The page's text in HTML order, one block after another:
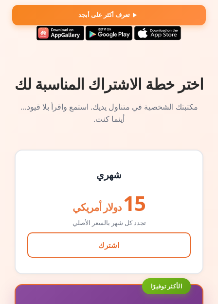
تعرف أكثر على أبجد
اختر خطة الاشتراك المناسبة لك
مكتبتك الشخصية في متناول يديك. استمع واقرأ بلا قيود…
أينما كنت.
شهري
15 دولار أمريكي
تجدد كل شهر بالسعر الأصلي
اشترك
الأكثر توفيرًا